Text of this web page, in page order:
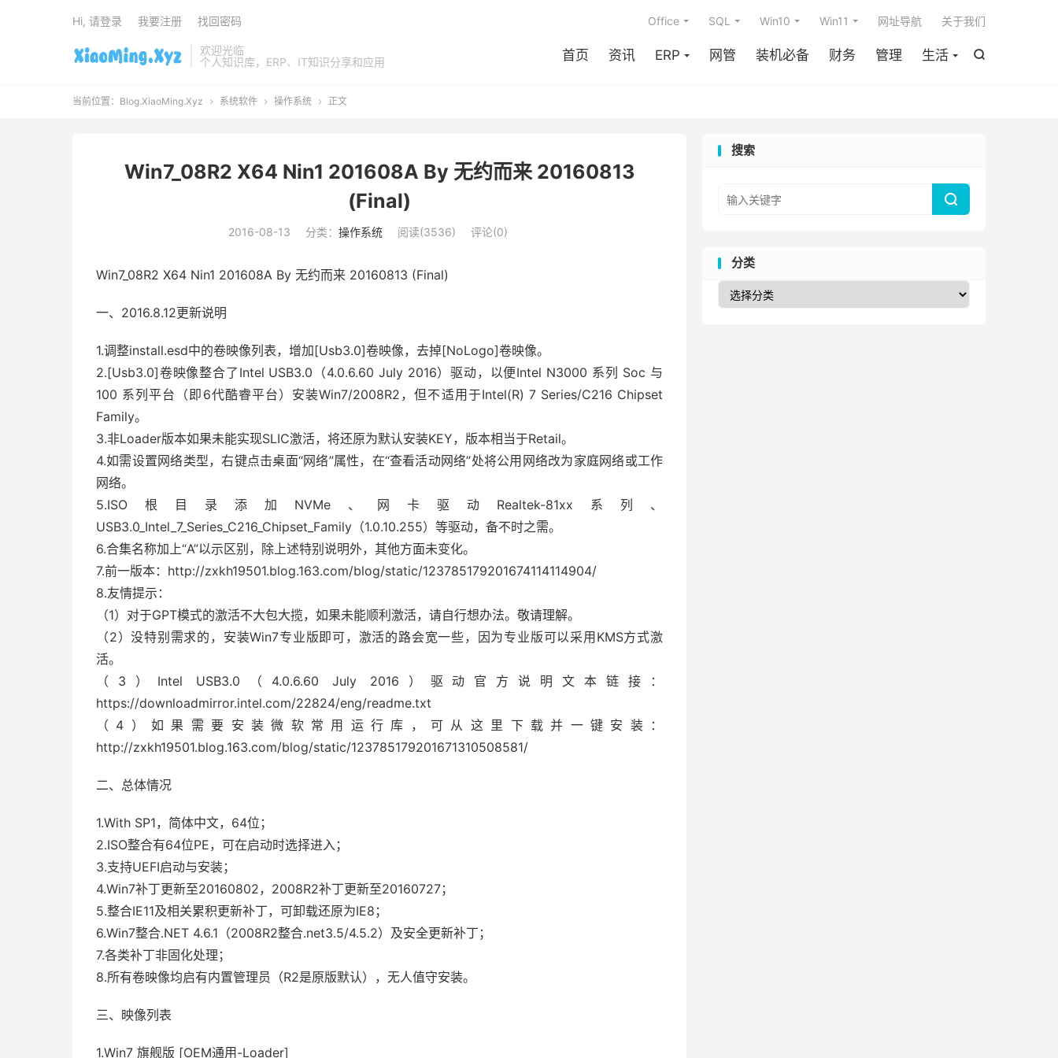
欢迎光临
个人知识库，ERP、IT知识分享和应用

首页 资讯 ERP 网管 装机必备 财务 管理 生活
Office SQL Win10 Win11 网址导航 关于我们
Hi, 请登录 我要注册 找回密码
当前位置： Blog.XiaoMing.Xyz  系统软件  操作系统  正文
Win7_08R2 X64 Nin1 201608A By 无约而来 20160813
(Final)
2016-08-13 分类： 操作系统 阅读(3536) 评论(0)
Win7_08R2 X64 Nin1 201608A By 无约而来 20160813 (Final)
一、2016.8.12更新说明
1.调整install.esd中的卷映像列表，增加[Usb3.0]卷映像，去掉[NoLogo]卷映像。
2.[Usb3.0]卷映像整合了Intel USB3.0（4.0.6.60 July 2016）驱动，以便Intel N3000 系列 Soc 与
100 系列平台（即6代酷睿平台）安装Win7/2008R2，但不适用于Intel(R) 7 Series/C216 Chipset
Family。
3.非Loader版本如果未能实现SLIC激活，将还原为默认安装KEY，版本相当于Retail。
4.如需设置网络类型，右键点击桌面“网络”属性，在“查看活动网络”处将公用网络改为家庭网络或工作
网络。
5.ISO根目录添加NVMe、网卡驱动Realtek-81xx系列、
USB3.0_Intel_7_Series_C216_Chipset_Family（1.0.10.255）等驱动，备不时之需。
6.合集名称加上“A”以示区别，除上述特别说明外，其他方面未变化。
7.前一版本：http://zxkh19501.blog.163.com/blog/static/123785179201674114114904/
8.友情提示：
（1）对于GPT模式的激活不大包大揽，如果未能顺利激活，请自行想办法。敬请理解。
（2）没特别需求的，安装Win7专业版即可，激活的路会宽一些，因为专业版可以采用KMS方式激
活。
（3）Intel USB3.0（4.0.6.60 July 2016）驱动官方说明文本链接：
https://downloadmirror.intel.com/22824/eng/readme.txt
（4）如果需要安装微软常用运行库，可从这里下载并一键安装：
http://zxkh19501.blog.163.com/blog/static/123785179201671310508581/
二、总体情况
1.With SP1，简体中文，64位；
2.ISO整合有64位PE，可在启动时选择进入；
3.支持UEFI启动与安装；
4.Win7补丁更新至20160802，2008R2补丁更新至20160727；
5.整合IE11及相关累积更新补丁，可卸载还原为IE8；
6.Win7整合.NET 4.6.1（2008R2整合.net3.5/4.5.2）及安全更新补丁；
7.各类补丁非固化处理；
8.所有卷映像均启有内置管理员（R2是原版默认），无人值守安装。
三、映像列表
1.Win7 旗舰版 [OEM通用-Loader]
搜索

分类